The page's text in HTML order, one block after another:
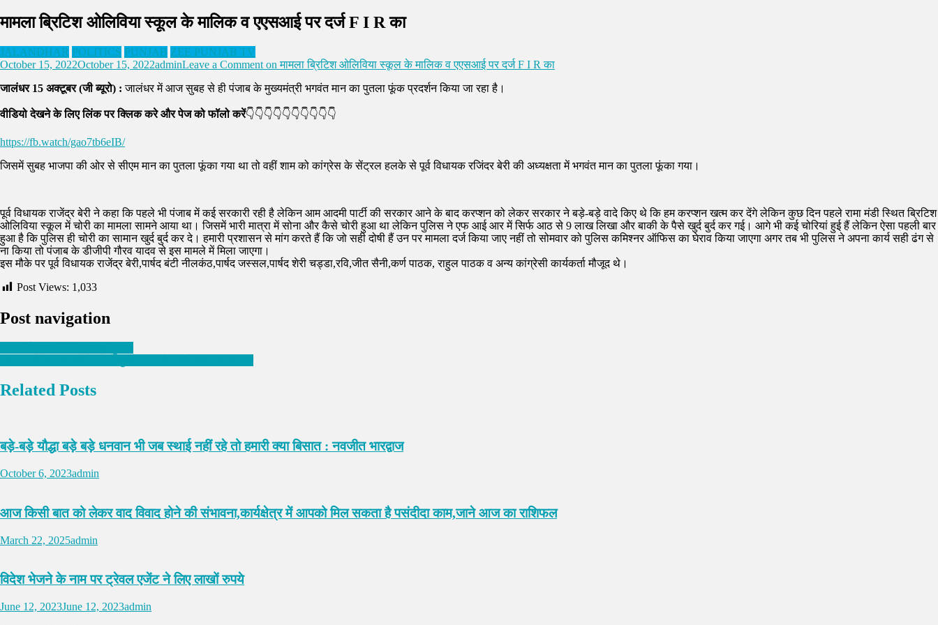
मामला ब्रिटिश ओलिविया स्कूल के मालिक व एएसआई पर दर्ज F I R का
JALANDHAR POLITICS PUNJAB ZEE PUNJAB TV
October 15, 2022October 15, 2022adminLeave a Comment on मामला ब्रिटिश ओलिविया स्कूल के मालिक व एएसआई पर दर्ज F I R का
जालंधर 15 अक्टूबर (जी ब्यूरो) : जालंधर में आज सुबह से ही पंजाब के मुख्यमंत्री भगवंत मान का पुतला फूंक प्रदर्शन किया जा रहा है।
वीडियो देखने के लिए लिंक पर क्लिक करे और पेज को फॉलो करें👇👇👇👇👇👇👇👇👇👇
https://fb.watch/gao7tb6eIB/
जिसमें सुबह भाजपा की ओर से सीएम मान का पुतला फूंका गया था तो वहीं शाम को कांग्रेस के सेंट्रल हलके से पूर्व विधायक रजिंदर बेरी की अध्यक्षता में भगवंत मान का पुतला फूंका गया।
पूर्व विधायक राजेंद्र बेरी ने कहा कि पहले भी पंजाब में कई सरकारी रही है लेकिन आम आदमी पार्टी की सरकार आने के बाद करप्शन को लेकर सरकार ने बड़े-बड़े वादे किए थे कि हम करप्शन खत्म कर देंगे लेकिन कुछ दिन पहले रामा मंडी स्थित ब्रिटिश
ओलिविया स्कूल में चोरी का मामला सामने आया था। जिसमें भारी मात्रा में सोना और कैसे चोरी हुआ था लेकिन पुलिस ने एफ आई आर में सिर्फ आठ से 9 लाख लिखा और बाकी के पैसे खुर्द बुर्द कर गई। आगे भी कई चोरियां हुई हैं लेकिन ऐसा पहली बार
हुआ है कि पुलिस ही चोरी का सामान खुर्द बुर्द कर दे। हमारी प्रशासन से मांग करते हैं कि जो सही दोषी हैं उन पर मामला दर्ज किया जाए नहीं तो सोमवार को पुलिस कमिश्नर ऑफिस का घेराव किया जाएगा अगर तब भी पुलिस ने अपना कार्य सही ढंग से
ना किया तो पंजाब के डीजीपी गौरव यादव से इस मामले में मिला जाएगा।
इस मौके पर पूर्व विधायक राजेंद्र बेरी,पार्षद बंटी नीलकंठ,पार्षद जस्सल,पार्षद शेरी चड्डा,रवि,जीत सैनी,कर्ण पाठक, राहुल पाठक व अन्य कांग्रेसी कार्यकर्ता मौजूद थे।
Post Views: 1,033
Post navigation
Related Posts
बड़े-बड़े यौद्धा बड़े बड़े धनवान भी जब स्थाई नहीं रहे तो हमारी क्या बिसात : नवजीत भारद्वाज
October 6, 2023admin
आज किसी बात को लेकर वाद विवाद होने की संभावना,कार्यक्षेत्र में आपको मिल सकता है पसंदीदा काम,जाने आज का राशिफल
March 22, 2025admin
विदेश भेजने के नाम पर ट्रेवल एजेंट ने लिए लाखों रुपये
June 12, 2023June 12, 2023admin